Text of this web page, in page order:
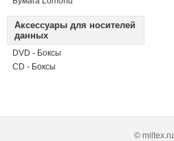
Аксессуары для носителей
данных
DVD - Боксы
CD - Боксы
© miltex.ru